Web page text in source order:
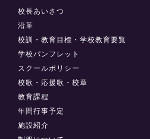
校長あいさつ
沿革
校訓・教育目標・学校教育要覧
学校パンフレット
スクールポリシー
校歌・応援歌・校章
教育課程
年間行事予定
施設紹介